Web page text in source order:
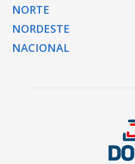
NORTE
NORDESTE
NACIONAL